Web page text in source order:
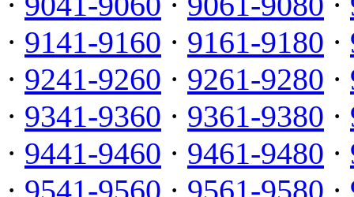
· 9141-9160 · 9161-9180 ·
· 9241-9260 · 9261-9280 ·
· 9341-9360 · 9361-9380 ·
· 9441-9460 · 9461-9480 ·